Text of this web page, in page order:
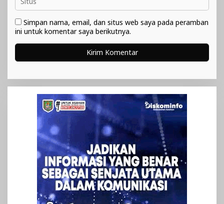
Simpan nama, email, dan situs web saya pada peramban
ini untuk komentar saya berikutnya.